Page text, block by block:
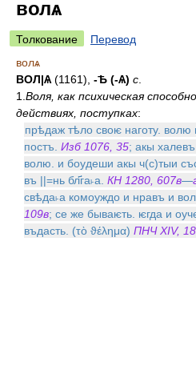
волѧ
Толкование
Перевод
волѧ
ВОЛ|Ѧ (1161), -Ѣ (-Ѧ) с
1. Воля, как психическая
действиях, поступках:
прѣдаж тѣло своѥ наготу.
постъ. Изб 1076, 35; акы
волю. и боудеши акы ч(с)тыи
въ ||=нь бл҃га˫а. КН 1280, 607в—
свѣда˫а комоуждо и нравъ и
109в; се же бываѥть. ѥгда и
въдасть. (τὸ ϑέλημα) ПНЧ XIV,